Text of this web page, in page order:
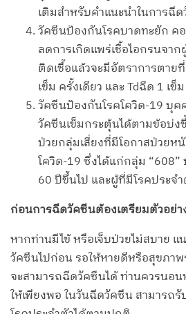
เติมสำหรับคำแนะนำในการฉี
วัคซีนป้องกันโรคบาดทะยัก ค
ลดการเกิดแพร่เชื้อไอกรนจา
ติดเชื้อแล้วจะมีอัตราการตาย
เข็ม ครั้งเดียว และ Tdฉีด 1 เข็
วัคซีนป้องกันโรคโควิด-19 บุค
วัคซีนเข็มกระตุ้นได้ตามข้อบ่ง
ป่วยกลุ่มเสี่ยงที่มีโอกาสป่วยห
โควิด-19 ซึ่งได้แก่กลุ่ม
60 ปีขึ้นไป และผู้ที่มีโรคประจำ
ก่อนการฉีดวัคซีนต้องเตรียมตัวอย่า
หากท่านมีไข้ หรือเจ็บป่วยไม่สบาย แ
วัคซีนไปก่อน รอให้หายดีหรือสุขภา
จะสามารถฉีดวัคซีนได้ ท่านควรนอ
ให้เพียงพอ ในวันฉีดวัคซีน สามารถ